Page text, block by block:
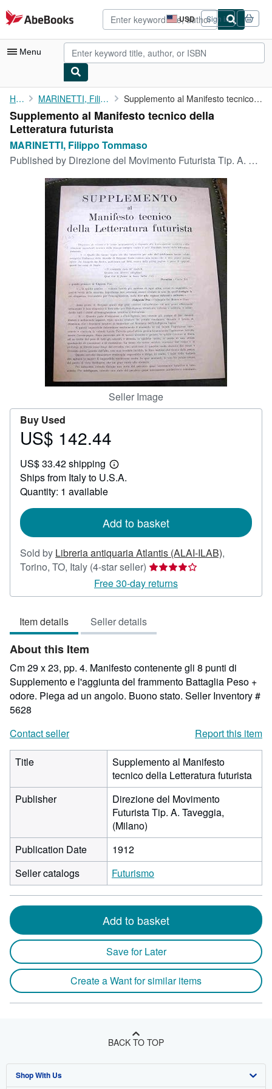
Skip to main content
AbeBooks.com USD
Site
shopping
preferences
Sign in
Menu
My Account
My Purchases
Advanced Search
Browse Collections
Rare Books
Art & Collectibles
Start Selling
CLOSE
Home MARINETTI, Filippo Tommaso Supplemento al Manifesto tecnico della Letteratura futurista
Supplemento al Manifesto tecnico della
Letteratura futurista
MARINETTI, Filippo Tommaso
Published by Direzione del Movimento Futurista Tip. A. Taveggia, (Milano), 1912
Seller Image
Buy Used
Price
142.44
US$ 142.44
US$ 33.42 shipping
Learn
more
Ships from Italy to U.S.A.
Quantity: 1 available
Add to basket
Sold by Libreria antiquaria Atlantis (ALAI-ILAB),
Torino, TO, Italy (4-star seller) Seller
rating
4
5
Free 30-day returns
Item details Seller details
About this Item
Cm 29 x 23, pp. 4. Manifesto contenente gli 8 punti di
Supplemento e l'aggiunta del frammento Battaglia Peso +
odore. Piega ad un angolo. Buono stato. Seller Inventory #
5628
Contact seller
Report this item
Title
Supplemento al Manifesto
tecnico della Letteratura futurista
Publisher
Direzione del Movimento
Futurista Tip. A. Taveggia,
(Milano)
Publication Date
1912
Seller catalogs
Futurismo
Add to basket
Save for Later
Create a Want for similar items
BACK TO TOP
Shop With Us